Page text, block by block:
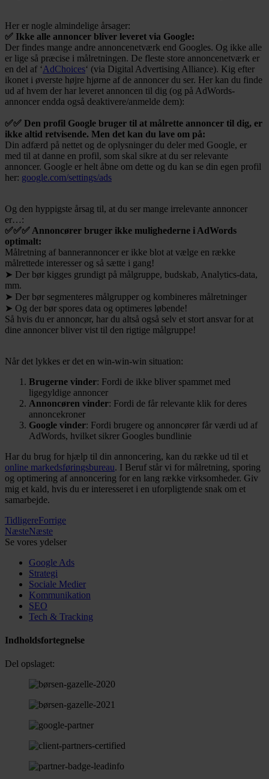
Her er nogle almindelige årsager:
✅ Ikke alle annoncer bliver leveret via Google:
Der findes mange andre annoncenetværk end Googles. Og ikke alle
er lige så præcise i målretningen. De fleste store annoncenetværk er
en del af ‘AdChoices‘ (via Digital Advertising Alliance). Kig efter
ikonet i øverste højre hjørne af de annoncer du ser. Her kan du finde
ud af hvem der har leveret annoncen til dig (og på AdWords-
annoncer endda også deaktivere/anmelde dem):
✅✅ Den profil Google bruger til at målrette annoncer til dig, er
ikke altid retvisende. Men det kan du lave om på:
Din adfærd på nettet og de oplysninger du deler med Google, er
med til at danne en profil, som skal sikre at du ser relevante
annoncer. Google er helt åbne om dette og du kan se din egen profil
her: google.com/settings/ads
Og den hyppigste årsag til, at du ser mange irrelevante annoncer
er…:
✅✅✅ Annoncører bruger ikke mulighederne i AdWords
optimalt:
Målretning af bannerannoncer er ikke blot at vælge en række
målrettede interesser og så sætte i gang!
➤ Der bør kigges grundigt på målgruppe, budskab, Analytics-data,
mm.
➤ Der bør segmenteres målgrupper og kombineres målretninger
➤ Og der bør spores data og optimeres løbende!
Så hvis du er annoncør, har du altså også selv et stort ansvar for at
dine annoncer bliver vist til den rigtige målgruppe!
Når det lykkes er det en win-win-win situation:
Brugerne vinder: Fordi de ikke bliver spammet med
ligegyldige annoncer
Annoncøren vinder: Fordi de får relevante klik for deres
annoncekroner
Google vinder: Fordi brugere og annoncører får værdi ud af
AdWords, hvilket sikrer Googles bundlinie
Har du brug for hjælp til din annoncering, kan du række ud til et
online markedsføringsbureau. I Beruf står vi for målretning, sporing
og optimering af annoncering for en lang række virksomheder. Giv
mig et kald, hvis du er interesseret i en uforpligtende snak om et
samarbejde.
TidligereForrige
NæsteNæste
Se vores ydelser
Google Ads
Strategi
Sociale Medier
Kommunikation
SEO
Tech & Tracking
Indholdsfortegnelse
Del opslaget: